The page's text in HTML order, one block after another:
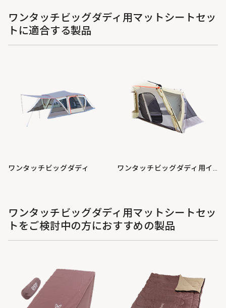
ワンタッチビッグダディ用マットシートセッ
トに適合する製品
ワンタッチビッグダディ ワンタッチビッグダディ用インナーテント
ワンタッチビッグダディ用マットシートセッ
トをご検討中の方におすすめの製品